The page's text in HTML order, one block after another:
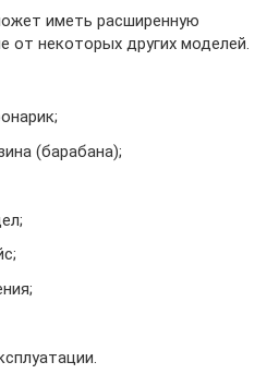
иметь расширенную
от некоторых других моделей.
(барабана);